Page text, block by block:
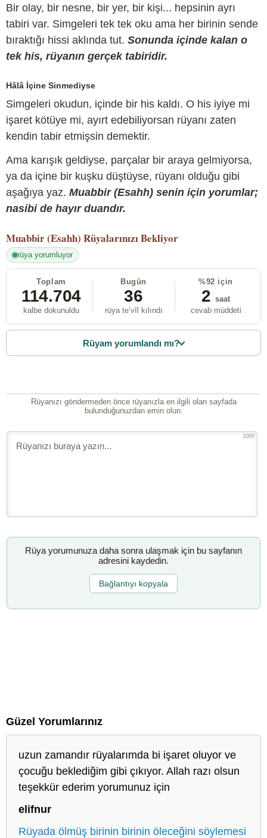
Bir olay, bir nesne, bir yer, bir kişi... hepsinin ayrı
tabiri var. Simgeleri tek tek oku ama her birinin sende
bıraktığı hissi aklında tut. Sonunda içinde kalan o
tek his, rüyanın gerçek tabiridir.
Hâlâ İçine Sinmediyse
Simgeleri okudun, içinde bir his kaldı. O his iyiye mi
işaret kötüye mi, ayırt edebiliyorsan rüyanı zaten
kendin tabir etmişsin demektir.
Ama karışık geldiyse, parçalar bir araya gelmiyorsa,
ya da içine bir kuşku düştüyse, rüyanı olduğu gibi
aşağıya yaz. Muabbir (Esahh) senin için yorumlar;
nasibi de hayır duandır.
Muabbir (Esahh) Rüyalarınızı Bekliyor
rüya yorumluyor
Toplam
114.704
kalbe dokunuldu
Bugün
36
rüya te’vîl kılındı
%92 için
2 saat
cevab müddeti
Rüyam yorumlandı mı?
Rüyanızı göndermeden önce rüyanızla en ilgili olan sayfada
bulunduğunuzdan emin olun.
1000
Rüya yorumunuza daha sonra ulaşmak için bu sayfanın
adresini kaydedin.
Bağlantıyı kopyala
Güzel Yorumlarınız
uzun zamandır rüyalarımda bi işaret oluyor ve
çocuğu beklediğim gibi çıkıyor. Allah razı olsun
teşekkür ederim yorumunuz için
elifnur
Rüyada ölmüş birinin birinin öleceğini söylemesi